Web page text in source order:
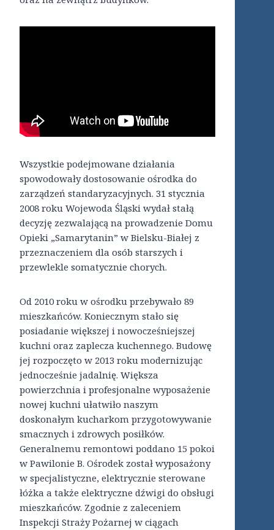
Wszystkie podejmowane działania
spowodowały dostosowanie ośrodka do
zarządzeń standaryzacyjnych. 31 stycznia
2008 roku Wojewoda Śląski wydał stałą
decyzję zezwalającą na prowadzenie Domu
Opieki „Samarytanin” w Bielsku-Białej z
przeznaczeniem dla osób starszych i
przewlekle somatycznie chorych.
Od 2010 roku w ośrodku przebywało 89
mieszkańców. Koniecznym stało się
posiadanie większej i nowocześniejszej
kuchni oraz zaplecza kuchennego. Budowę
jej rozpoczęto w 2013 roku modernizując
jednocześnie jadalnię. Większa
powierzchnia i profesjonalne wyposażenie
nowej kuchni ułatwiło naszym
doskonałym kucharkom przygotowywanie
smacznych i zdrowych posiłków.
Generalnemu remontowi poddano 15 pokoi
w Pawilonie B. Ośrodek został wyposażony
w specjalistyczne, elektrycznie sterowane
łóżka a także elektryczne dźwigi do obsługi
mieszkańców. Zgodnie z zaleceniem
Inspekcji Straży Pożarnej w ciągach